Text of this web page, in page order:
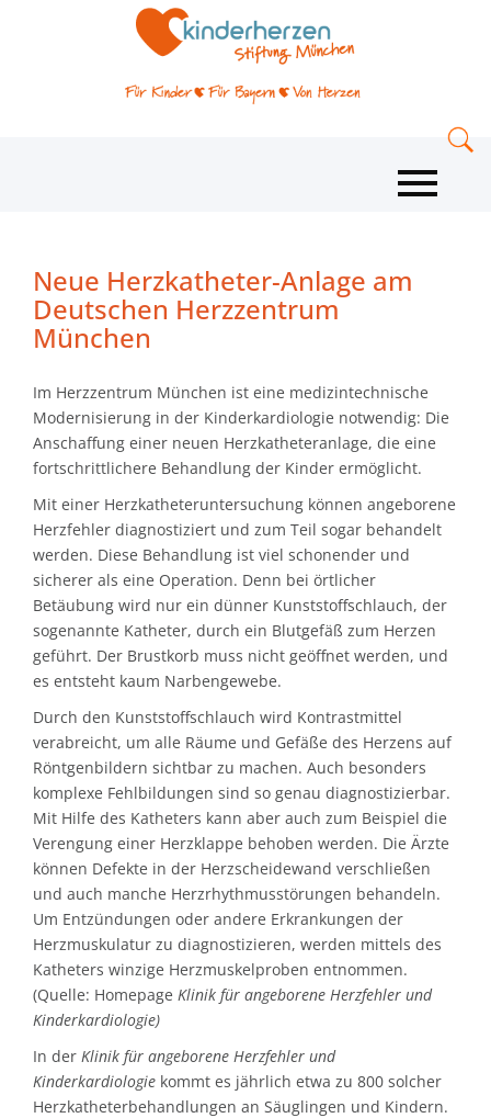
Neue Herzkatheter-Anlage am
Deutschen Herzzentrum
München
Im Herzzentrum München ist eine medizintechnische
Modernisierung in der Kinderkardiologie notwendig: Die
Anschaffung einer neuen Herzkatheteranlage, die eine
fortschrittlichere Behandlung der Kinder ermöglicht.
Mit einer Herzkatheteruntersuchung können angeborene
Herzfehler diagnostiziert und zum Teil sogar behandelt
werden. Diese Behandlung ist viel schonender und
sicherer als eine Operation. Denn bei örtlicher
Betäubung wird nur ein dünner Kunststoffschlauch, der
sogenannte Katheter, durch ein Blutgefäß zum Herzen
geführt. Der Brustkorb muss nicht geöffnet werden, und
es entsteht kaum Narbengewebe.
Durch den Kunststoffschlauch wird Kontrastmittel
verabreicht, um alle Räume und Gefäße des Herzens auf
Röntgenbildern sichtbar zu machen. Auch besonders
komplexe Fehlbildungen sind so genau diagnostizierbar.
Mit Hilfe des Katheters kann aber auch zum Beispiel die
Verengung einer Herzklappe behoben werden. Die Ärzte
können Defekte in der Herzscheidewand verschließen
und auch manche Herzrhythmusstörungen behandeln.
Um Entzündungen oder andere Erkrankungen der
Herzmuskulatur zu diagnostizieren, werden mittels des
Katheters winzige Herzmuskelproben entnommen.
(Quelle: Homepage Klinik für angeborene Herzfehler und
Kinderkardiologie)
In der Klinik für angeborene Herzfehler und
Kinderkardiologie kommt es jährlich etwa zu 800 solcher
Herzkatheterbehandlungen an Säuglingen und Kindern.